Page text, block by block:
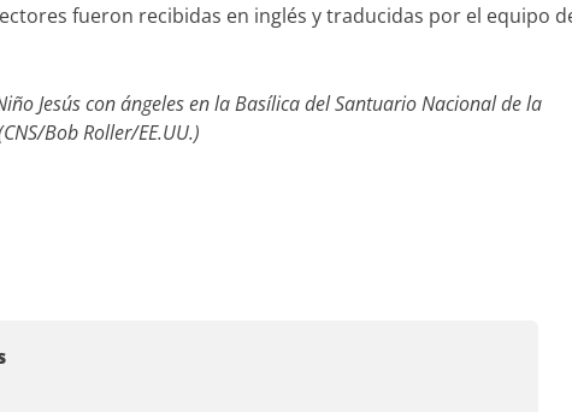
fueron recibidas en inglés y traducidas por el equipo
Jesús con ángeles en la Basílica del Santuario Nacional de la
Bob Roller/EE.UU.)